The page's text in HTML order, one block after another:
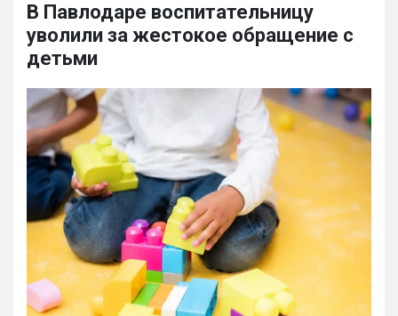
В Павлодаре воспитательницу
уволили за жестокое обращение с
детьми